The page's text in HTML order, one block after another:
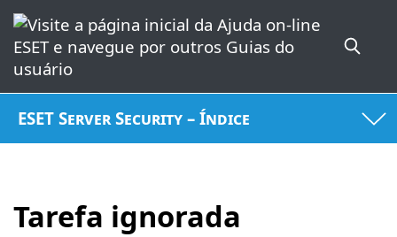
ESET Server Security – Índice
Tarefa ignorada